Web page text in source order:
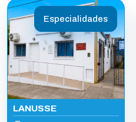
Especialidades
LANUSSE